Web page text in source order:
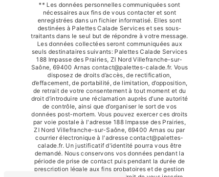
** Les données personnelles communiquées sont
nécessaires aux fins de vous contacter et sont
enregistrées dans un fichier informatisé. Elles sont
destinées à Palettes Calade Services et ses sous-
traitants dans le seul but de répondre à votre message.
Les données collectées seront communiquées aux
seuls destinataires suivants: Palettes Calade Services
188 Impasse des Prairies, ZI Nord Villefranche-sur-
Saône, 69400 Arnas contact@palettes-calade.fr. Vous
disposez de droits d’accès, de rectification,
d’effacement, de portabilité, de limitation, d’opposition,
de retrait de votre consentement à tout moment et du
droit d’introduire une réclamation auprès d’une autorité
de contrôle, ainsi que d’organiser le sort de vos
données post-mortem. Vous pouvez exercer ces droits
par voie postale à l'adresse 188 Impasse des Prairies,
ZI Nord Villefranche-sur-Saône, 69400 Arnas ou par
courrier électronique à l'adresse contact@palettes-
calade.fr. Un justificatif d'identité pourra vous être
demandé. Nous conservons vos données pendant la
période de prise de contact puis pendant la durée de
prescription légale aux fins probatoires et de gestion